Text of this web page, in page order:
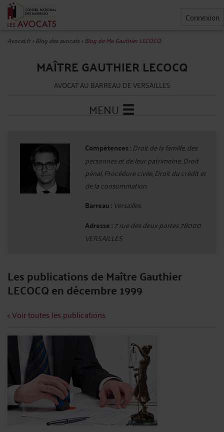
Connexion
Avocat.fr>Blog des avocats>Blog de Me Gauthier LECOCQ
MAÎTRE GAUTHIER LECOCQ
AVOCAT AU BARREAU DE VERSAILLES
MENU
Compétences : Droit de la famille, des
personnes et de leur patrimoine, Droit
pénal, Procédure civile, Droit du crédit et
de la consommation
Barreau : Versailles
Adresse :7 rue des deux portes 78000
VERSAILLES
Les publications de Maître Gauthier
LECOCQ en décembre 1999
< Voir toutes les publications